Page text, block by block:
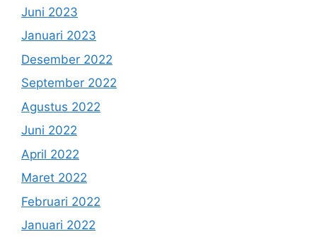
Juni 2023
Januari 2023
Desember 2022
September 2022
Agustus 2022
Juni 2022
April 2022
Maret 2022
Februari 2022
Januari 2022